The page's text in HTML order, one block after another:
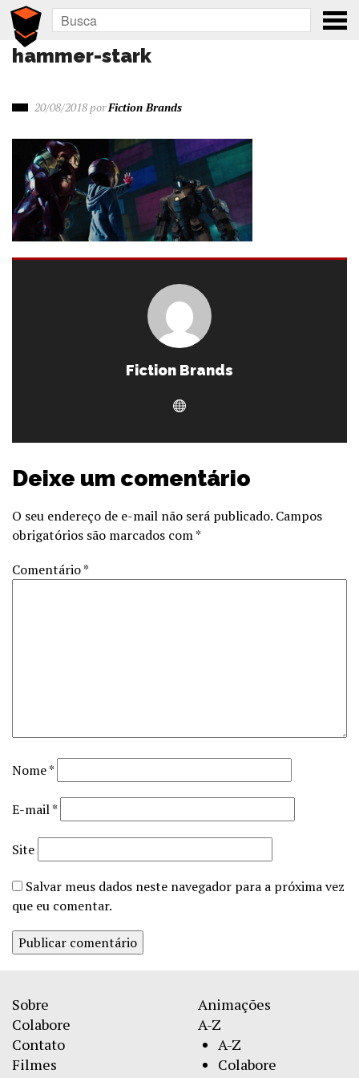
hammer-stark
20/08/2018porFiction Brands
Fiction Brands
Deixe um comentário
O seu endereço de e-mail não será publicado. Campos
obrigatórios são marcados com*
Comentário*
Nome*
E-mail*
Site
Salvar meus dados neste navegador para a próxima vez
que eu comentar.
Sobre
Colabore
Contato
Filmes
Animações
A-Z
A-Z
Colabore